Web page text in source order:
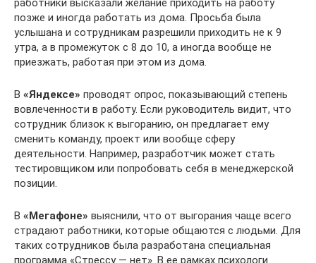
позже и иногда работать из дома. Просьба была
услышана и сотрудникам разрешили приходить не к 9
утра, а в промежуток с 8 до 10, а иногда вообще не
приезжать, работая при этом из дома.
В «Яндексе» проводят опрос, показывающий степень
вовлеченности в работу. Если руководитель видит, что
сотрудник близок к выгоранию, он предлагает ему
сменить команду, проект или вообще сферу
деятельности. Например, разработчик может стать
тестировщиком или попробовать себя в менеджерской
позиции.
В «Мегафоне» выяснили, что от выгорания чаще всего
страдают работники, которые общаются с людьми. Для
таких сотрудников была разработана специальная
программа «Стрессу — нет». В ее рамках психологи